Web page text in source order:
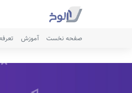
صفحه نخست آموزش